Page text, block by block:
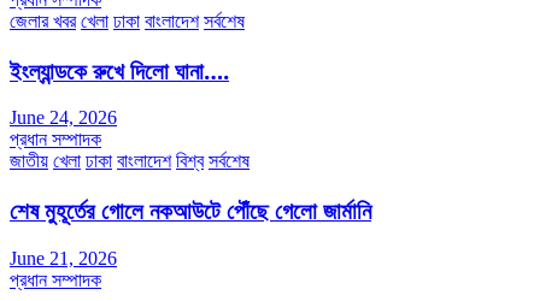
জেলার খবর খেলা ঢাকা বাংলাদেশ সর্বশেষ
ইংল্যান্ডকে রুখে দিলো ঘানা….
June 24, 2026
প্রধান সম্পাদক
জাতীয় খেলা ঢাকা বাংলাদেশ বিশ্ব সর্বশেষ
শেষ মুহূর্তের গোলে নকআউটে পৌঁছে গেলো জার্মানি
June 21, 2026
প্রধান সম্পাদক